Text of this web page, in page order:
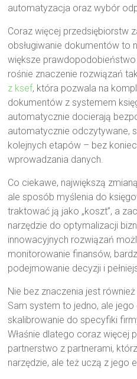
automatyzacja oraz wybór
Coraz więcej przedsiębiorstw
obsługiwanie dokumentów to
większe prawdopodobieństwo
rośnie znaczenie rozwiązań
z ksef, która pozwala na
dokumentów z systemem
automatycznie docierają
automatycznie odczytywane,
kolejnych etapów – bez
wprowadzania danych.
Co ciekawe, największą
ale sposób myślenia do
traktować ją jako „koszt”, a
narzędzie do optymalizacji
innowacyjnych rozwiązań
monitorowanie finansów,
podejmowanie decyzji i
Nie bez znaczenia jest
Sam system to jedno, ale
skalibrowanie do specyfiki
Właśnie dlatego coraz więcej
partnerstwo z partnerami,
narzędzie, ale też uczą z jego